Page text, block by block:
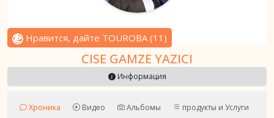
Нравится, дайте TOUROBA(11 )
CISE GAMZE YAZICI
Информация
Хроника Видео Альбомы
продукты и Услуги